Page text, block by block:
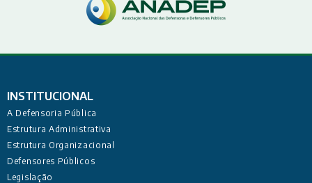
INSTITUCIONAL
A Defensoria Pública
Estrutura Administrativa
Estrutura Organizacional
Defensores Públicos
Legislação